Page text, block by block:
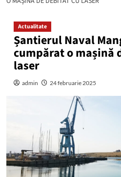
Actualitate
Șantierul Naval
cumpărat o mașină
laser
admin 24 februarie 2025